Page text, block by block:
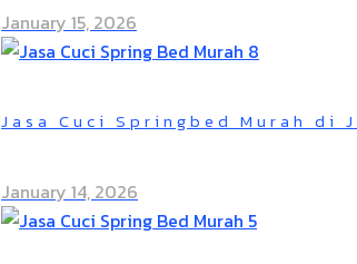
January 15, 2026
Jasa Cuci Springbed Murah di
January 14, 2026